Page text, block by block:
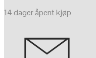
14 dager åpent kjøp